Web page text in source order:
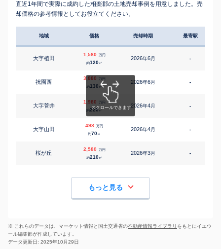
直近1年間で実際に成約した相楽郡の土地売却事例を用意しました。売
却価格の参考情報としてお役立てください。
地域 価格 売却時期 最寄駅
大字植田
1,580 万円
約120㎡
2026年6月 -
祝園西
3,880 万円
約130 ㎡
2026年6月 -
大字菅井
1,980 万円
約220㎡
2026年4月 -
大字山田
498 万円
約70㎡
2026年4月 -
桜が丘
2,580 万円
約210㎡
2026年3月 -
もっと見る
※ これらのデータは、マーケット情報と国土交通省の不動産情報ライブラリ をもとにイエウ
ール編集部が作成しています。
データ更新日: 2025年10月29日